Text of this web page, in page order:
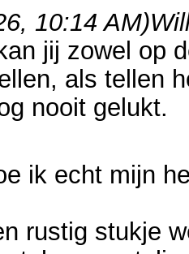
10:14 AM)
jij zowel op
als tellen
nooit gelukt.
ik echt mijn
rustig stukje